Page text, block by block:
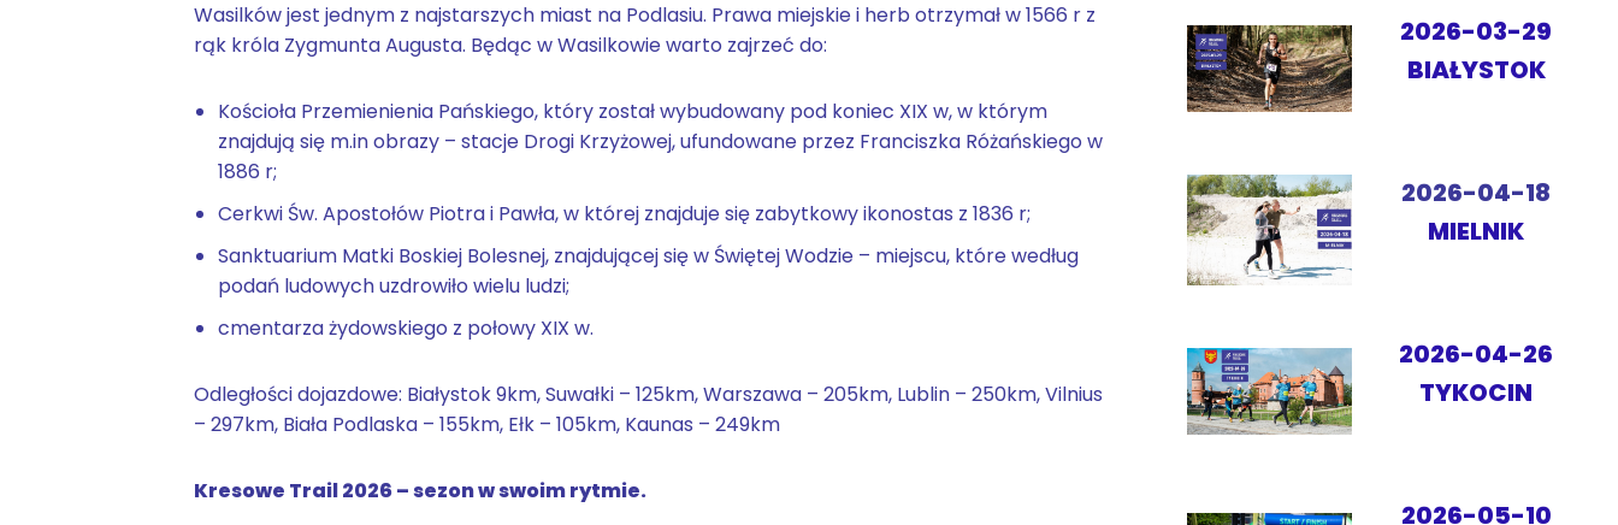
Wasilków jest jednym z najstarszych miast na Podlasiu. Prawa miejskie i herb otrzymał w 1566 r z
rąk króla Zygmunta Augusta. Będąc w Wasilkowie warto zajrzeć do:
Kościoła Przemienienia Pańskiego, który został wybudowany pod koniec XIX w, w którym
znajdują się m.in obrazy – stacje Drogi Krzyżowej, ufundowane przez Franciszka Różańskiego w
1886 r;
Cerkwi Św. Apostołów Piotra i Pawła, w której znajduje się zabytkowy ikonostas z 1836 r;
Sanktuarium Matki Boskiej Bolesnej, znajdującej się w Świętej Wodzie – miejscu, które według
podań ludowych uzdrowiło wielu ludzi;
cmentarza żydowskiego z połowy XIX w.
Odległości dojazdowe: Białystok 9km, Suwałki – 125km, Warszawa – 205km, Lublin – 250km, Vilnius
– 297km, Biała Podlaska – 155km, Ełk – 105km, Kaunas – 249km
Kresowe Trail 2026 – sezon w swoim rytmie.
2026-03-29
BIAŁYSTOK
2026-04-18
MIELNIK
2026-04-26
TYKOCIN
2026-05-10